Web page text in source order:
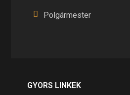
Polgármester
GYORS LINKEK